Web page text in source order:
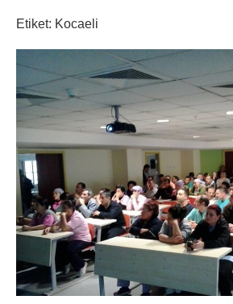
Etiket: Kocaeli